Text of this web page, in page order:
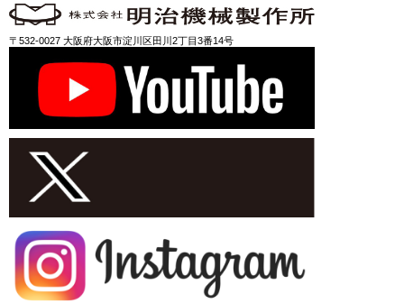
〒532-0027 大阪府大阪市淀川区田川2丁目3番14号